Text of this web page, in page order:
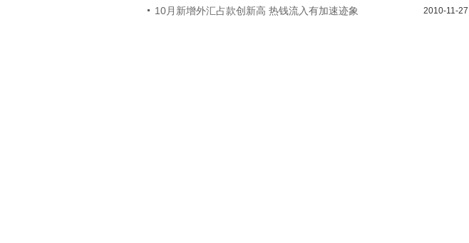
10月新增外汇占款创新高 热钱流入有加速迹象 2010-11-27